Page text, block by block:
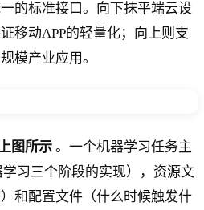
的标准接口。向下抹平端云设
移动APP的轻量化；向上则支
模产业应用。
图所示 。一个机器学习任务主
习三个阶段的实现），资源文
和配置文件（什么时候触发什